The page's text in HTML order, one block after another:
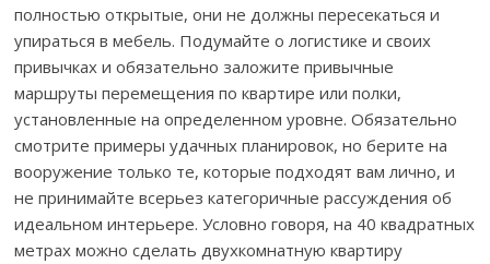
полностью открытые, они не должны пересекаться и
упираться в мебель. Подумайте о логистике и своих
привычках и обязательно заложите привычные
маршруты перемещения по квартире или полки,
установленные на определенном уровне. Обязательно
смотрите примеры удачных планировок, но берите на
вооружение только те, которые подходят вам лично, и
не принимайте всерьез категоричные рассуждения об
идеальном интерьере. Условно говоря, на 40 квадратных
метрах можно сделать двухкомнатную квартиру